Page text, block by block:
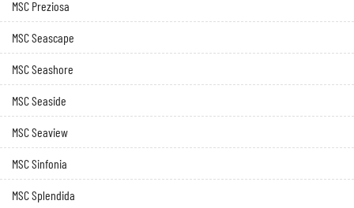
MSC Preziosa
MSC Seascape
MSC Seashore
MSC Seaside
MSC Seaview
MSC Sinfonia
MSC Splendida